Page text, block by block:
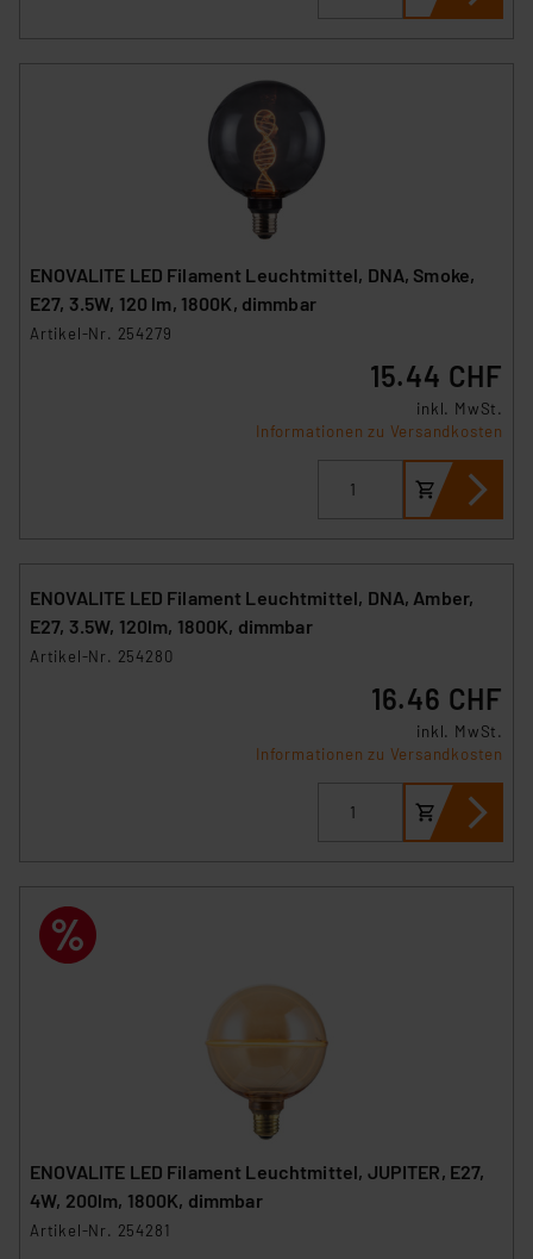
ENOVALITE LED Filament Leuchtmittel, DNA, Smoke,
E27, 3.5W, 120 lm, 1800K, dimmbar
Artikel-Nr. 254279
15.44 CHF
inkl. MwSt.
Informationen zu Versandkosten
ENOVALITE LED Filament Leuchtmittel, DNA, Amber,
E27, 3.5W, 120lm, 1800K, dimmbar
Artikel-Nr. 254280
16.46 CHF
inkl. MwSt.
Informationen zu Versandkosten
ENOVALITE LED Filament Leuchtmittel, JUPITER, E27,
4W, 200lm, 1800K, dimmbar
Artikel-Nr. 254281